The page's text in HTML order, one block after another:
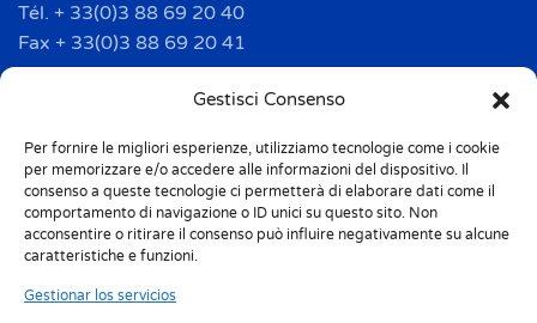
Gestisci Consenso
Per fornire le migliori esperienze, utilizziamo tecnologie come i cookie
per memorizzare e/o accedere alle informazioni del dispositivo. Il
consenso a queste tecnologie ci permetterà di elaborare dati come il
comportamento di navigazione o ID unici su questo sito. Non
acconsentire o ritirare il consenso può influire negativamente su alcune
caratteristiche e funzioni.
Gestionar los servicios
Tél. + 33(0)3 88 69 20 40
Fax + 33(0)3 88 69 20 41
info.france@m-home.com
Mondex Menaje España S.a.
Address: Ctra de Girona, km. 101.5
E-17160 Angles (Girona)
Tel. + 34 9 72 42 32 50
Fax + 34 9 72 42 30 50